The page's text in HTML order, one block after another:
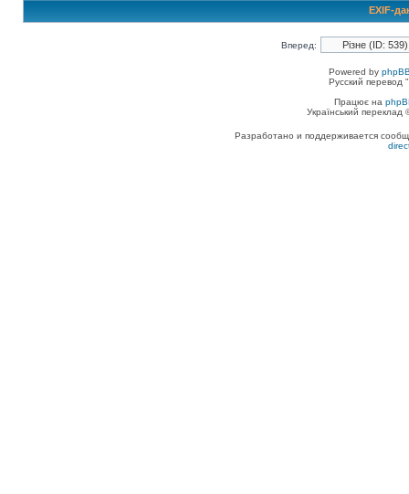
EXIF-
Вперед:
Powered by
Русский перевод
Працює на
Український
Разработано и поддерживается